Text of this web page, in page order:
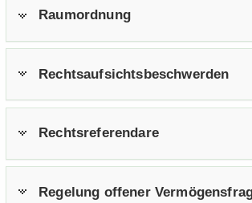
Raum­ord­nung
Rechts­auf­sichts­be­schwer­den
Rechts­re­fe­ren­da­re
Re­ge­lung of­fe­ner